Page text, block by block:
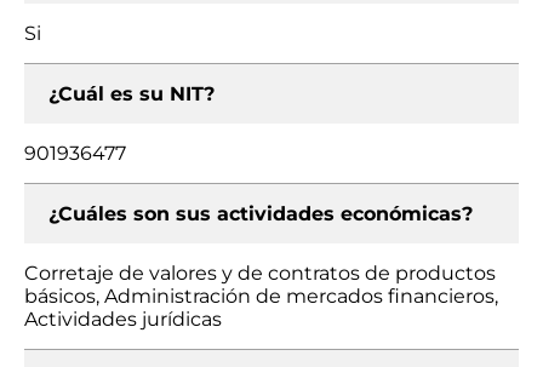
Si
¿Cuál es su NIT?
901936477
¿Cuáles son sus actividades económicas?
Corretaje de valores y de contratos de productos
básicos, Administración de mercados financieros,
Actividades jurídicas